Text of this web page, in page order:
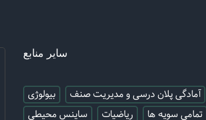
سایر منابع
آمادگی پلان درسی و مدیریت صنف
بیولوژی
تمامی سویه ها
ریاضیات ساینس محیطی